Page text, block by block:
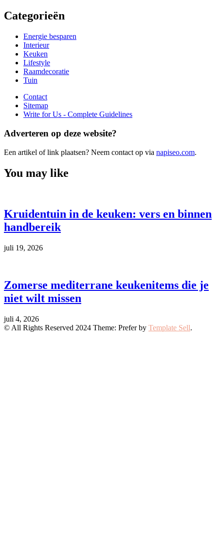
Categorieën
Energie besparen
Interieur
Keuken
Lifestyle
Raamdecoratie
Tuin
Contact
Sitemap
Write for Us - Complete Guidelines
Adverteren op deze website?
Een artikel of link plaatsen? Neem contact op via napiseo.com.
You may like
Kruidentuin in de keuken: vers en binnen
handbereik
juli 19, 2026
Zomerse mediterrane keukenitems die je
niet wilt missen
juli 4, 2026
© All Rights Reserved 2024 Theme: Prefer by Template Sell.